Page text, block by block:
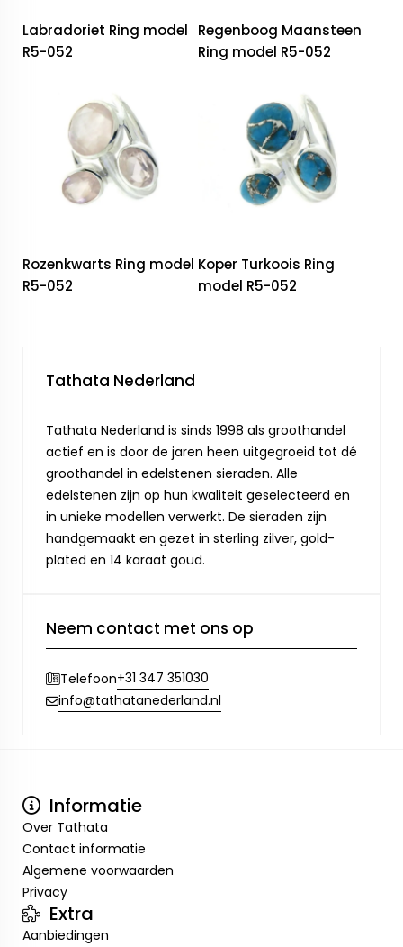
Labradoriet Ring model
R5-052
Regenboog Maansteen
Ring model R5-052
Rozenkwarts Ring model
R5-052
Koper Turkoois Ring
model R5-052
Tathata Nederland
Tathata Nederland is sinds 1998 als groothandel
actief en is door de jaren heen uitgegroeid tot dé
groothandel in edelstenen sieraden. Alle
edelstenen zijn op hun kwaliteit geselecteerd en
in unieke modellen verwerkt. De sieraden zijn
handgemaakt en gezet in sterling zilver, gold-
plated en 14 karaat goud.
Neem contact met ons op
Telefoon+31 347 351030
info@tathatanederland.nl
Informatie
Over Tathata
Contact informatie
Algemene voorwaarden
Privacy
Extra
Aanbiedingen